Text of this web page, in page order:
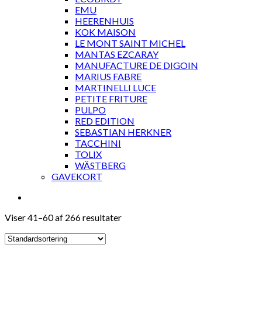
EMU
HEERENHUIS
KOK MAISON
LE MONT SAINT MICHEL
MANTAS EZCARAY
MANUFACTURE DE DIGOIN
MARIUS FABRE
MARTINELLI LUCE
PETITE FRITURE
PULPO
RED EDITION
SEBASTIAN HERKNER
TACCHINI
TOLIX
WÄSTBERG
GAVEKORT
Viser 41–60 af 266 resultater